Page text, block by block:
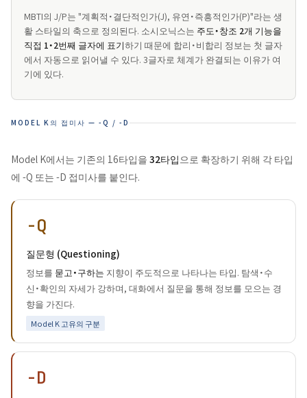
MBTI의 J/P는 "계획적・결단적인가(J), 유연・즉흥적인가(P)"라는 생
활 스타일의 축으로 정의된다. 소시오닉스는 주도・창조 2개 기능을
직접 1・2번째 글자에 표기하기 때문에 합리・비합리 정보는 첫 글자
에서 자동으로 읽어낼 수 있다. 3글자로 체계가 완결되는 이유가 여
기에 있다.
MODEL K의 접미사 — -Q / -D
Model K에서는 기존의 16타입을 32타입으로 확장하기 위해 각 타입
에 -Q 또는 -D 접미사를 붙인다.
-Q
질문형 (Questioning)
정보를 묻고・구하는 지향이 주도적으로 나타나는 타입. 탐색・수
신・확인의 자세가 강하며, 대화에서 질문을 통해 정보를 모으는 경
향을 가진다.
Model K 고유의 구분
-D